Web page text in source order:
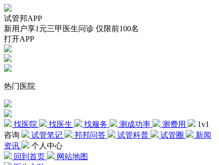
试管邦APP
新用户享1元三甲医生问诊 仅限前100名
打开APP
热门医院
找医院 找医生 找服务 测成功率 测费用
1v1
咨询
试管笔记 邦邦问答 试管科普 试管圈
新闻
资讯
个人中心
回到首页
网站地图